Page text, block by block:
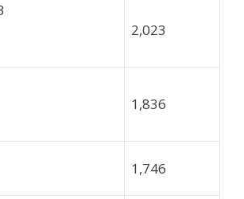
2,023
1,836
1,746